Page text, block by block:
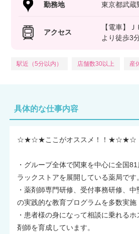
勤務地 東京都武蔵
アクセス
【電車】
より徒歩3
駅近（5分以内） 店舗数30以上 産
具体的な仕事内容
☆★☆★ここがオススメ！！★☆★☆
・グループ全体で関東を中心に全国
ラックストアを展開している薬局です
・薬剤師専門研修、受付事務研修、
の実践的な教育プログラムを多数実施
・患者様の身になって相談に乗れる
剤師を育成しています。